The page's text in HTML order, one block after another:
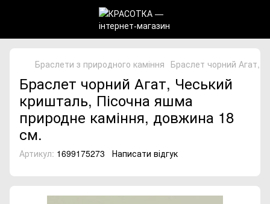
Браслети з природного каміння Браслет чорний Агат,
Браслет чорний Агат, Чеський
кришталь, Пісочна яшма
природне каміння, довжина 18
см.
Артикул: 1699175273 Написати відгук